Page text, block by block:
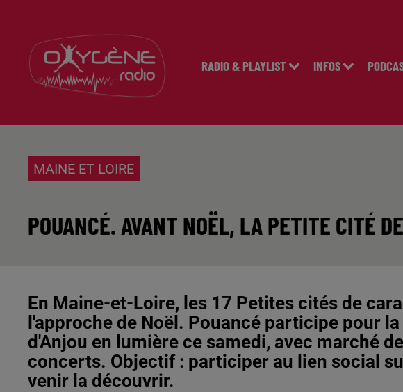
RADIO & PLAYLIST INFOS
MAINE ET LOIRE
POUANCÉ. AVANT NOËL, LA PETITE CITÉ
En Maine-et-Loire, les 17 Petites cités de
l'approche de Noël. Pouancé participe pour
d'Anjou en lumière ce samedi, avec marché
concerts. Objectif : participer au lien social
venir la découvrir.